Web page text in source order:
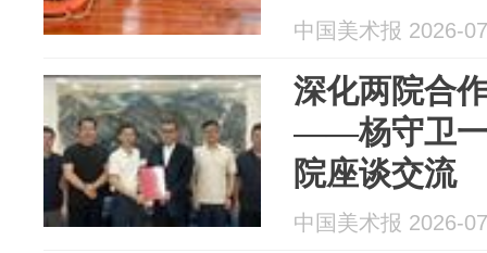
中国美术报 2026-
深化两院合
——杨守卫一
院座谈交流
中国美术报 2026-